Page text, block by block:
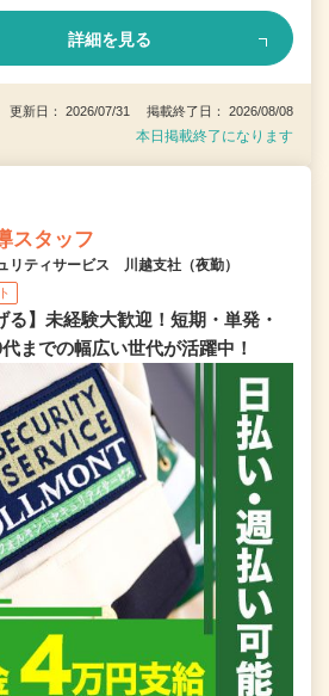
詳細を見る
更新日： 2026/07/31 掲載終了日： 2026/08/08
本日掲載終了になります
スタッフ
リティサービス 川越支社（夜勤）
る】未経験大歓迎！短期・単発・
までの幅広い世代が活躍中！